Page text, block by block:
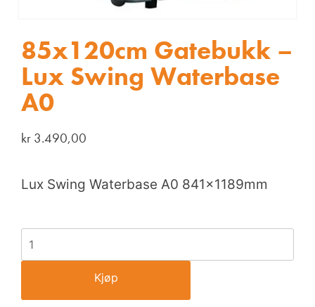
85x120cm Gatebukk –
Lux Swing Waterbase
A0
kr 3.490,00
Lux Swing Waterbase A0 841x1189mm
Kjøp